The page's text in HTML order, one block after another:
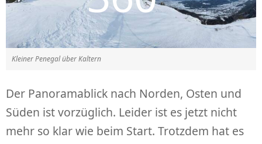
Kleiner Penegal über Kaltern
Der Panoramablick nach Norden, Osten und
Süden ist vorzüglich. Leider ist es jetzt nicht
mehr so klar wie beim Start. Trotzdem hat es